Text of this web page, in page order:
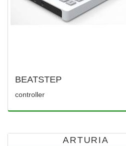
BEATSTEP
controller
ARTURIA